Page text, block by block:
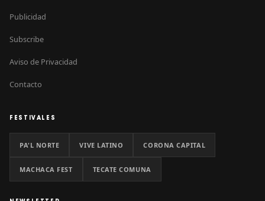
Publicidad
Subscribe
Aviso de Privacidad
Contacto
FESTIVALES
PA'L NORTE VIVE LATINO CORONA CAPITAL
MACHACA FEST TECATE COMUNA